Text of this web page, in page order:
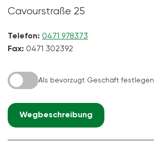
Cavourstraße 25
Telefon: 0471 978373
Fax: 0471 302392
Als bevorzugt Geschäft festlegen
Wegbeschreibung